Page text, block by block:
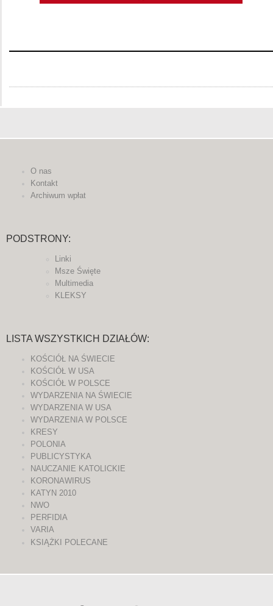
O nas
Kontakt
Archiwum wpłat
PODSTRONY:
Linki
Msze Święte
Multimedia
KLEKSY
LISTA WSZYSTKICH DZIAŁÓW:
KOŚCIÓŁ NA ŚWIECIE
KOŚCIÓŁ W USA
KOŚCIÓŁ W POLSCE
WYDARZENIA NA ŚWIECIE
WYDARZENIA W USA
WYDARZENIA W POLSCE
KRESY
POLONIA
PUBLICYSTYKA
NAUCZANIE KATOLICKIE
KORONAWIRUS
KATYN 2010
NWO
PERFIDIA
VARIA
KSIĄŻKI POLECANE